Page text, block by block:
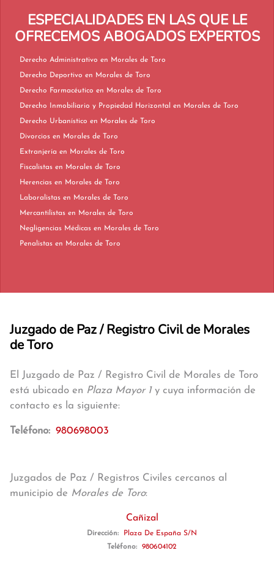
ESPECIALIDADES EN LAS QUE LE
OFRECEMOS ABOGADOS EXPERTOS
Derecho Administrativo en Morales de Toro
Derecho Deportivo en Morales de Toro
Derecho Farmacéutico en Morales de Toro
Derecho Inmobiliario y Propiedad Horizontal en Morales de Toro
Derecho Urbanístico en Morales de Toro
Divorcios en Morales de Toro
Extranjería en Morales de Toro
Fiscalistas en Morales de Toro
Herencias en Morales de Toro
Laboralistas en Morales de Toro
Mercantilistas en Morales de Toro
Negligencias Médicas en Morales de Toro
Penalistas en Morales de Toro
Juzgado de Paz / Registro Civil de Morales
de Toro
El Juzgado de Paz / Registro Civil de Morales de Toro
está ubicado en Plaza Mayor 1y cuya información de
contacto es la siguiente:
Teléfono: 980698003
Juzgados de Paz / Registros Civiles cercanos al
municipio de Morales de Toro:
Cañizal
Dirección:
Plaza De España S/N
Teléfono:
980604102